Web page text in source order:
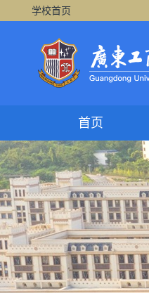
学校首页
首页